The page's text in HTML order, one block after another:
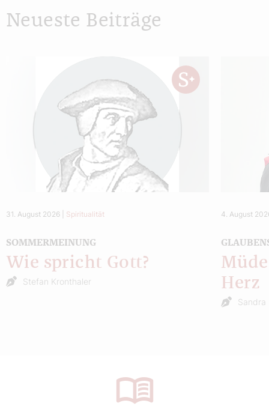
Neueste Beiträge
31. August 2026 Spiritualität
SOMMERMEINUNG
Wie spricht Gott?
Stefan Kronthaler
4. August
Herz
Sandra